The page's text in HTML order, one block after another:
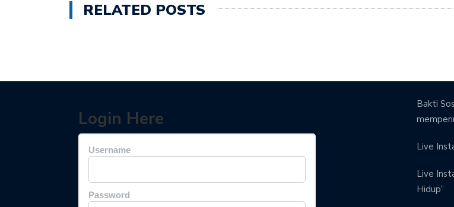
RELATED POSTS
Login Here
Username
Password
Bakti
Live
Live
Hidup”